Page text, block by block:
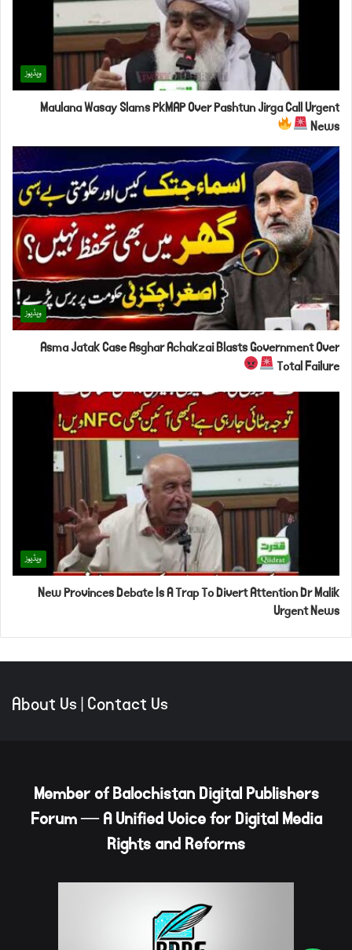
ویڈیوز
Maulana Wasay Slams PkMAP Over Pashtun Jirga Call Urgent
News
ویڈیوز
Asma Jatak Case Asghar Achakzai Blasts Government Over
Total Failure
ویڈیوز
New Provinces Debate Is A Trap To Divert Attention Dr Malik
Urgent News
About Us|Contact Us
Member of Balochistan Digital Publishers
Forum — A Unified Voice for Digital Media
Rights and Reforms